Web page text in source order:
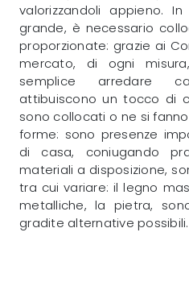
valorizzandoli appieno.
grande, è necessario
proporzionate: grazie ai
mercato, di ogni
semplice arredare
attibuiscono un tocco di
sono collocati o ne si
forme: sono presenze
di casa, coniugando
materiali a disposizione,
tra cui variare: il legno
metalliche, la pietra,
gradite alternative possibili.